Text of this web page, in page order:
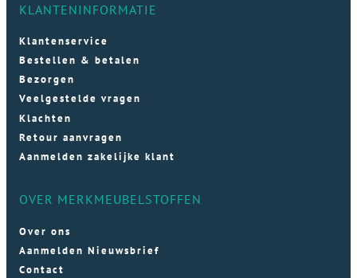
KLANTENINFORMATIE
Klantenservice
Bestellen & betalen
Bezorgen
Veelgestelde vragen
Klachten
Retour aanvragen
Aanmelden zakelijke klant
OVER MERKMEUBELSTOFFEN
Over ons
Aanmelden Nieuwsbrief
Contact